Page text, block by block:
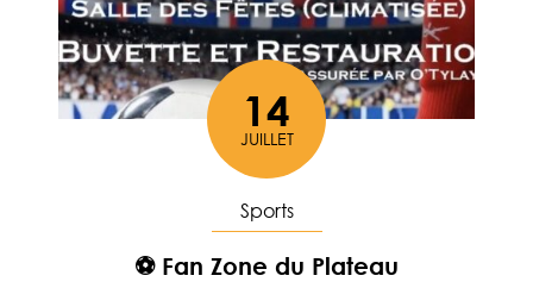
14
JUILLET
Sports
⚽️ Fan Zone du Plateau